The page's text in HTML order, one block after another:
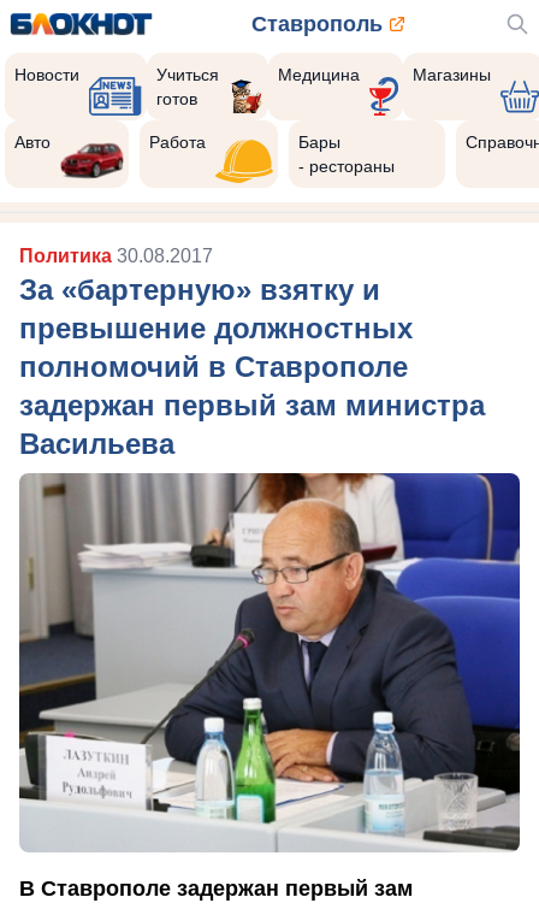
Ставрополь
Новости
Учиться
готов
Медицина Магазины
Авто Работа
Бары
- рестораны
Политика 30.08.2017
За «бартерную» взятку и
превышение должностных
полномочий в Ставрополе
задержан первый зам министра
Васильева
В Ставрополе задержан первый зам